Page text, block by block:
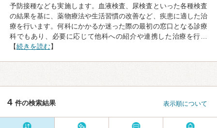
予防接種なども実施します。血液検査、尿検査といった各種検査
の結果を基に、薬物療法や生活習慣の改善など、疾患に適した治
療を行います。何科にかかるか迷った際の最初の窓口となる診療
科でもあり、必要に応じて他科への紹介や連携した治療を行…
【続きを読む】
4 件の検索結果 表示順について